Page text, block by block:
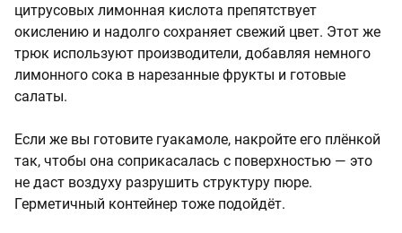
цитрусовых лимонная кислота препятствует
окислению и надолго сохраняет свежий цвет. Этот же
трюк используют производители, добавляя немного
лимонного сока в нарезанные фрукты и готовые
салаты.
Если же вы готовите гуакамоле, накройте его плёнкой
так, чтобы она соприкасалась с поверхностью — это
не даст воздуху разрушить структуру пюре.
Герметичный контейнер тоже подойдёт.